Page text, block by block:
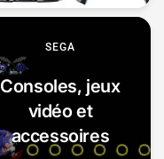
SEGA
Consoles, jeux
vidéo et
accessoires